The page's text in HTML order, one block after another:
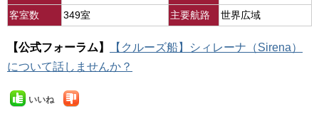
客室数
349室 主要航路 世界広域
【公式フォーラム】
【クルーズ船】シィレーナ（Sirena）
について話しませんか？
いいね